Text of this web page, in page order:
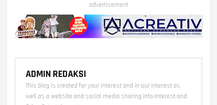
advertisement
ADMIN REDAKSI
This blog is created for your interest and in our interest as
well as a website and social media sharing info Interest and